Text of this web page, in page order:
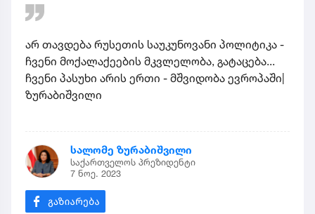
არ თავდება რუსეთის საუკუნოვანი პოლიტიკა -
ჩვენი მოქალაქეების მკვლელობა, გატაცება...
ჩვენი პასუხი არის ერთი - მშვიდობა ევროპაში|
ზურაბიშვილი
სალომე ზურაბიშვილი
საქართველოს პრეზიდენტი
7 ნოე. 2023